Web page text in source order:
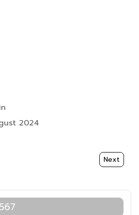
2024
: การขับเคลื่อนจริยธรรม Next
Next